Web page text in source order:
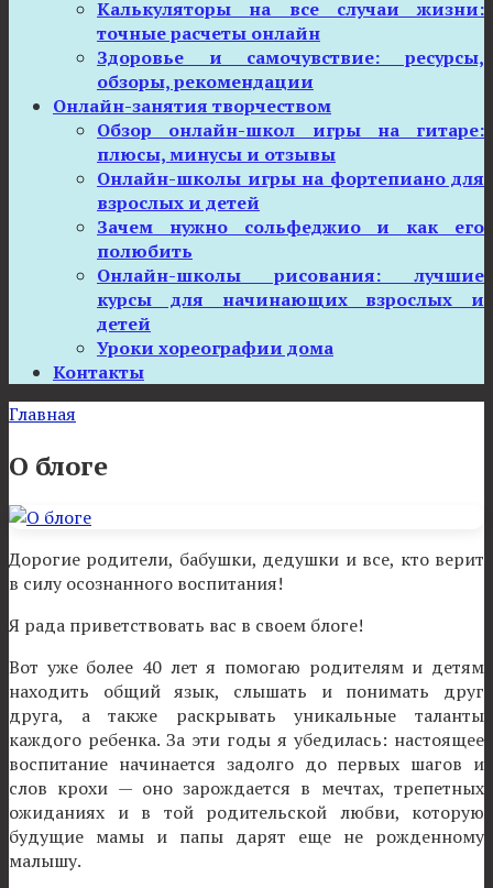
Калькуляторы на все случаи жизни:
точные расчеты онлайн
Здоровье и самочувствие: ресурсы,
обзоры, рекомендации
Онлайн-занятия творчеством
Обзор онлайн-школ игры на гитаре:
плюсы, минусы и отзывы
Онлайн-школы игры на фортепиано для
взрослых и детей
Зачем нужно сольфеджио и как его
полюбить
Онлайн-школы рисования: лучшие
курсы для начинающих взрослых и
детей
Уроки хореографии дома
Контакты
Главная
О блоге
Дорогие родители, бабушки, дедушки и все, кто верит
в силу осознанного воспитания!
Я рада приветствовать вас в своем блоге!
Вот уже более 40 лет я помогаю родителям и детям
находить общий язык, слышать и понимать друг
друга, а также раскрывать уникальные таланты
каждого ребенка. За эти годы я убедилась: настоящее
воспитание начинается задолго до первых шагов и
слов крохи — оно зарождается в мечтах, трепетных
ожиданиях и в той родительской любви, которую
будущие мамы и папы дарят еще не рожденному
малышу.